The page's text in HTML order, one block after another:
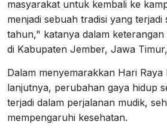
masyarakat untuk kembali ke
menjadi sebuah tradisi yang
tahun," katanya dalam
di Kabupaten Jember, Jawa
Dalam menyemarakkan Hari
lanjutnya, perubahan gaya hidup
terjadi dalam perjalanan mudik,
mempengaruhi kesehatan.